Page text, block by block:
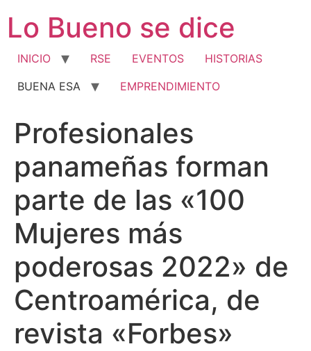
contenido
Lo Bueno se dice
INICIO RSE EVENTOS
HISTORIAS
BUENA ESA
EMPRENDIMIENTO
Profesionales
panameñas forman
parte de las «100
Mujeres más
poderosas 2022» de
Centroamérica, de
revista «Forbes»